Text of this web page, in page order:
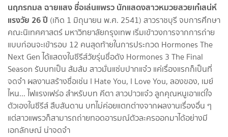
นฤภรกมล ฉายแสง ชื่อเล่นแพรว นักแสดงสาวหมวยสวยเก๋เสน่ห์
แรงวัย 26 ปี (เกิด 1 มิถุนายน พ.ศ. 2541) สาวราชบุรี จบการศึกษา
คณะนิเทศศาสตร์ มหาวิทยาลัยกรุงเทพ เริ่มเข้าวงการจากการถ่าย
แบบก่อนจะเข้ารอบ 12 คนสุดท้ายในการประกวด Hormones The
Next Gen ได้แสดงในซีรีส์วัยรุ่นชื่อดัง Hormones 3 The Final
Season รับบทเป็น ส้มส้ม สาวมั่นแซ่บปากแจ๋ว แค่เรื่องแรกก็เป็นที่
จดจำ ผลงานสร้างชื่อเช่น I Hate You, I Love You, ลองของ, เมย์
ไหน... ไฟแรงเฟร่อ สำหรับบท คีตา สาวปาวแจ๋ว ลูกคุณหนูเอาแต่ใจ
ตัวเองในซีรีส์ สืบสันดาน บทไม่ค่อยแตกต่างจากผลงานเรื่องอื่น ๆ
แต่สาวแพรวก็สามารถถ่ายทอดอารมณ์ตัวละครออกมาได้อย่างมี
เอกลักษณ์ น่าจดจำ